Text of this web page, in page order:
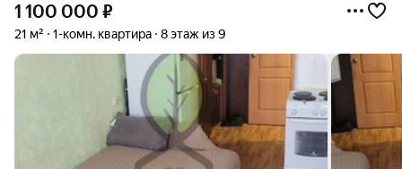
1 100 000 ₽
21 м² 1-комн. квартира 8 этаж из 9